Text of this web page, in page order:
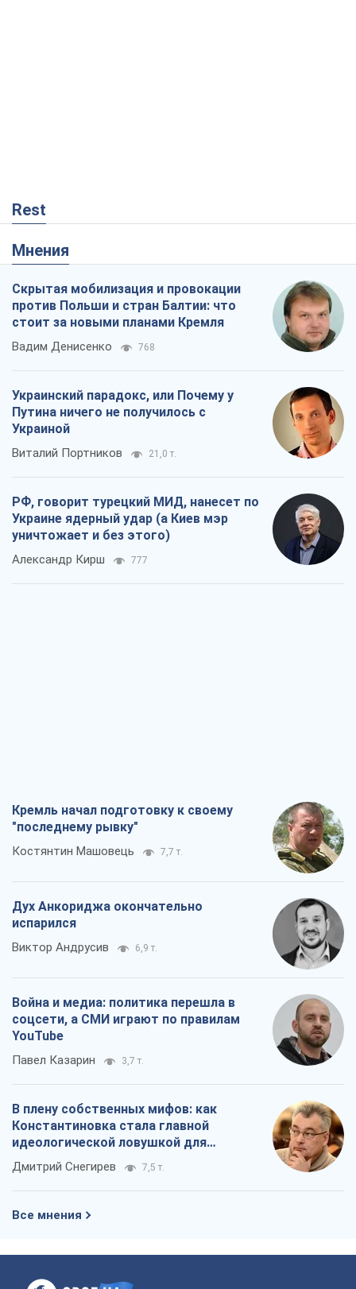
Rest
Мнения
Скрытая мобилизация и провокации
против Польши и стран Балтии: что
стоит за новыми планами Кремля
Вадим Денисенко 768
Украинский парадокс, или Почему у
Путина ничего не получилось с
Украиной
Виталий Портников 21,0 т.
РФ, говорит турецкий МИД, нанесет по
Украине ядерный удар (а Киев мэр
уничтожает и без этого)
Александр Кирш 777
Кремль начал подготовку к своему
"последнему рывку"
Костянтин Машовець 7,7 т.
Дух Анкориджа окончательно
испарился
Виктор Андрусив 6,9 т.
Война и медиа: политика перешла в
соцсети, а СМИ играют по правилам
YouTube
Павел Казарин 3,7 т.
В плену собственных мифов: как
Константиновка стала главной
идеологической ловушкой для
российских оккупантов
Дмитрий Снегирев 7,5 т.
Все мнения